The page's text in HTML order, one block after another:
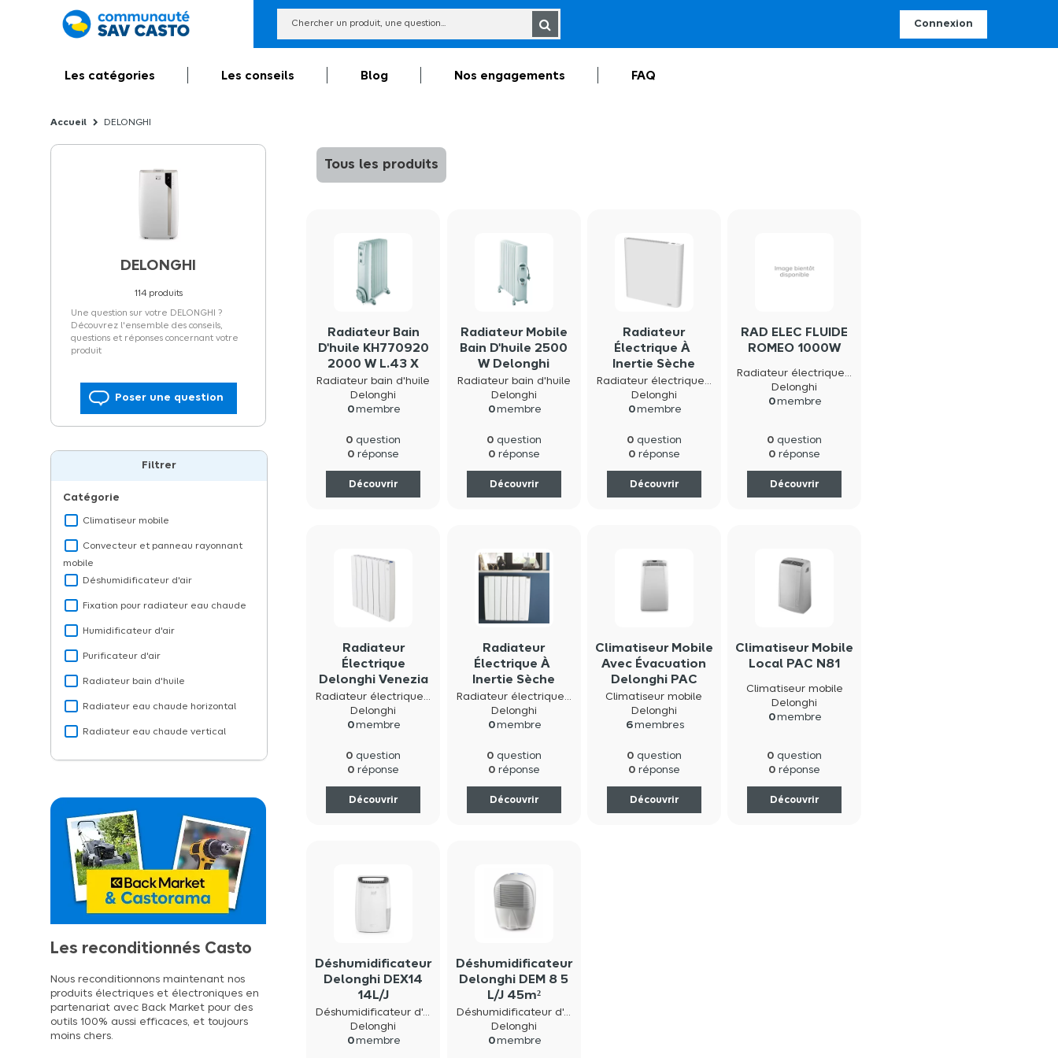
Connexion
DELONGHI
Les catégories Les conseils Blog Nos engagements FAQ
DELONGHI
114produits
Une question sur votre DELONGHI ?
Découvrez l'ensemble des conseils,
questions et réponses concernant votre
produit
Poser une question
Filtrer
Catégorie
Climatiseur mobile
Convecteur et panneau rayonnant
mobile
Déshumidificateur d'air
Fixation pour radiateur eau chaude
Humidificateur d'air
Purificateur d'air
Radiateur bain d'huile
Radiateur eau chaude horizontal
Radiateur eau chaude vertical
de chauffe
Radiateur électrique inertie fluide
Radiateur électrique inertie sèche
Rafraichisseur d'air
Robinet thermostatique et manuel
pour radiateur eau chaude
Sèche-serviettes eau chaude
Sèche-serviettes mixte
Sèche-serviettes soufflant eau
chaude
Sèche-serviettes soufflant
Les reconditionnés Casto
Nous reconditionnons maintenant nos
produits électriques et électroniques en
partenariat avec Back Market pour des
outils 100% aussi efficaces, et toujours
moins chers.
Tous les produits
Radiateur Bain
D'huile KH770920
2000 W L.43 X
H.64 Cm
Radiateur bain d'huile
Delonghi
0membre
0 question
0 réponse
Découvrir
Radiateur Mobile
Bain D'huile 2500
W Delonghi
Radiateur bain d'huile
Delonghi
0membre
0 question
0 réponse
Découvrir
Radiateur
Électrique À
Inertie Sèche
De'longhi Nuvola
Blanc 1000W
Radiateur électrique inertie fluide
Delonghi
0membre
0 question
0 réponse
Découvrir
RAD ELEC FLUIDE
ROMEO 1000W
Radiateur électrique inertie fluide
Delonghi
0membre
0 question
0 réponse
Découvrir
Radiateur
Électrique
Delonghi Venezia
1000 W
Radiateur électrique inertie fluide
Delonghi
0membre
0 question
0 réponse
Découvrir
Radiateur
Électrique À
Inertie Sèche
Delonghi Laguna
1000 W
Radiateur électrique inertie fluide
Delonghi
0membre
0 question
0 réponse
Découvrir
Climatiseur Mobile
Avec Évacuation
Delonghi PAC
CN93 Blanc
2600W 64 DB(A)
Climatiseur mobile
Delonghi
6membres
0 question
0 réponse
Découvrir
Climatiseur Mobile
Local PAC N81
Climatiseur mobile
Delonghi
0membre
0 question
0 réponse
Découvrir
Déshumidificateur
Delonghi DEX14
14L/J
Déshumidificateur d'air
Delonghi
0membre
Déshumidificateur
Delonghi DEM 8 5
L/J 45m²
Déshumidificateur d'air
Delonghi
0membre